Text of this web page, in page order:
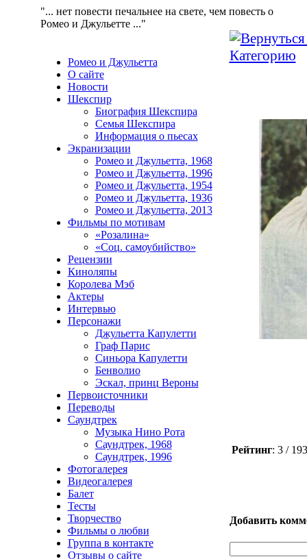
"... нет повести печальнее на свете, чем повесть о
Ромео и Джульетте ..."
Ромео и Джульетта
О сайте
Новости
Шекспир
Биография Шекспира
Семья Шекспира
Информация о пьесах
Экранизации
Ромео и Джульетта, 1968
Ромео и Джульетта, 1996
Ромео и Джульетта, 1954
Ромео и Джульетта, 1936
Ромео и Джульетта, 2013
Фильмы по мотивам
«Розалина»
«Соц. самоубийство»
Рецензии
Киноляпы
Королева Мэб
Актеры
Интервью
Персонажи
Джульетта Капулетти
Граф Парис
Синьора Капулетти
Бенволио
Эскал, принц Вероны
Первоисточники
Переводы
Саундтрек
Музыка Нино Рота
Саундтрек, 1968
Саундтрек, 1996
Фотогалерея
Видеогалерея
Балет
Тесты
Творчество
Фильмы о любви
Группа в контакте
Отзывы о сайте
Рейтинг: 3 /
Добавить